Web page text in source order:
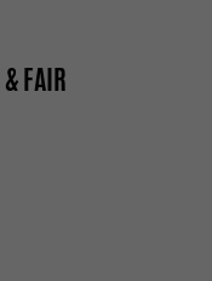
& FAIR